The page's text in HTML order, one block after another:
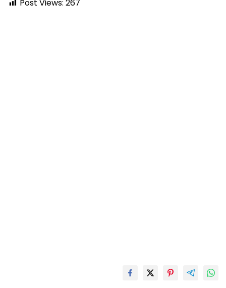
Post Views: 267